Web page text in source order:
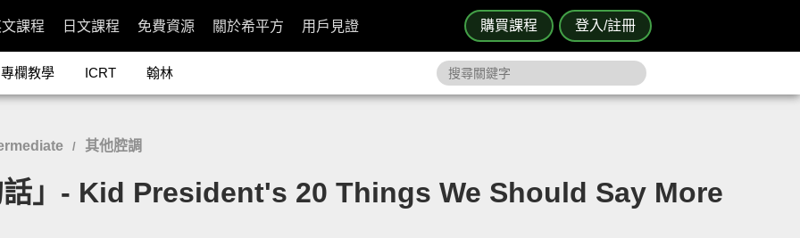
購買課程 登入/註冊
課程 日文課程 免費資源 關於希平方 用戶見證
專欄教學 ICRT 翰林
/ 其他腔調
話」- Kid President's 20 Things We Should Say More